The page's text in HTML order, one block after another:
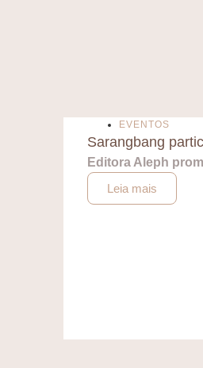
EVENTOS
Sarangbang
Editora Aleph
Leia mais